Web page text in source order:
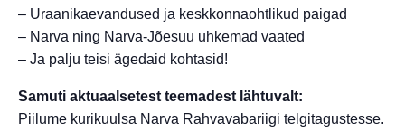
– Uraanikaevandused ja keskkonnaohtlikud paigad
– Narva ning Narva-Jõesuu uhkemad vaated
– Ja palju teisi ägedaid kohtasid!
Samuti aktuaalsetest teemadest lähtuvalt:
Piilume kurikuulsa Narva Rahvavabariigi telgitagustesse.